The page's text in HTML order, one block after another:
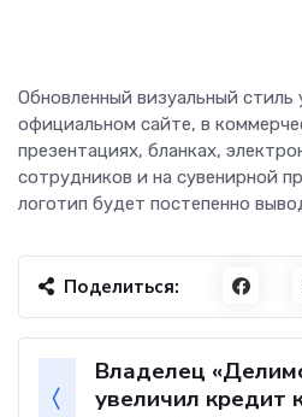
Обновленный визуальный стиль
официальном сайте, в
презентациях, бланках,
сотрудников и на сувенирной
логотип будет постепенно
Поделиться:
Владелец
увеличил кредит